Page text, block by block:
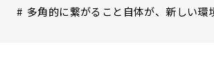
多角的に繋がること自体が、新しい環